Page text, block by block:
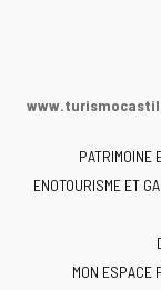
PATRIMOINE
ENOTOURISME ET
MON ESPACE